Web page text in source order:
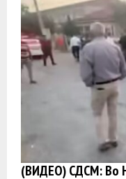
(ВИДЕО) СДСМ: Во